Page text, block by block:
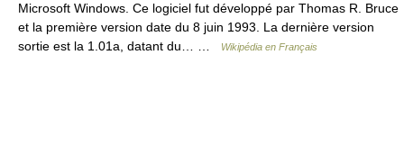
Microsoft Windows. Ce logiciel fut développé par Thomas R. Bruce
et la première version date du 8 juin 1993. La dernière version
sortie est la 1.01a, datant du… …
Wikipédia en Français